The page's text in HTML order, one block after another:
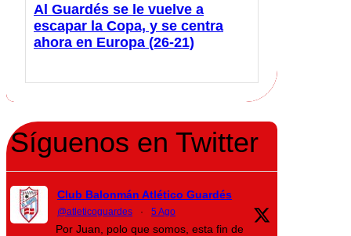
Al Guardés se le vuelve a
escapar la Copa, y se centra
ahora en Europa (26-21)
Síguenos en Twitter
Club Balonmán Atlético Guardés
@atleticoguardes · 5 Ago
Por Juan, polo que somos, esta fin de